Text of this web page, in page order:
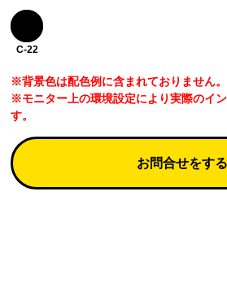
C-22
※背景色は配色例に含まれておりません。
※モニター上の環境設定により実際のイ
す。
お問合せをする